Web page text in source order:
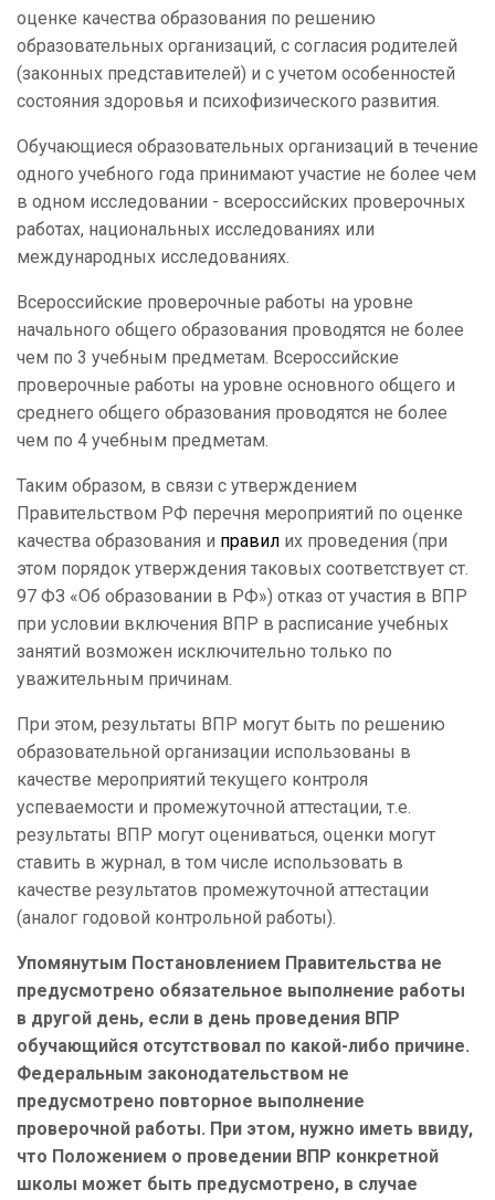
оценке качества образования по решению
образовательных организаций, с согласия родителей
(законных представителей) и с учетом особенностей
состояния здоровья и психофизического развития.
Обучающиеся образовательных организаций в течение
одного учебного года принимают участие не более чем
в одном исследовании - всероссийских проверочных
работах, национальных исследованиях или
международных исследованиях.
Всероссийские проверочные работы на уровне
начального общего образования проводятся не более
чем по 3 учебным предметам. Всероссийские
проверочные работы на уровне основного общего и
среднего общего образования проводятся не более
чем по 4 учебным предметам.
Таким образом, в связи с утверждением
Правительством РФ перечня мероприятий по оценке
качества образования и правил их проведения (при
этом порядок утверждения таковых соответствует ст.
97 ФЗ «Об образовании в РФ») отказ от участия в ВПР
при условии включения ВПР в расписание учебных
занятий возможен исключительно только по
уважительным причинам.
При этом, результаты ВПР могут быть по решению
образовательной организации использованы в
качестве мероприятий текущего контроля
успеваемости и промежуточной аттестации, т.е.
результаты ВПР могут оцениваться, оценки могут
ставить в журнал, в том числе использовать в
качестве результатов промежуточной аттестации
(аналог годовой контрольной работы).
Упомянутым Постановлением Правительства не
предусмотрено обязательное выполнение работы
в другой день, если в день проведения ВПР
обучающийся отсутствовал по какой-либо причине.
Федеральным законодательством не
предусмотрено повторное выполнение
проверочной работы. При этом, нужно иметь ввиду,
что Положением о проведении ВПР конкретной
школы может быть предусмотрено, в случае